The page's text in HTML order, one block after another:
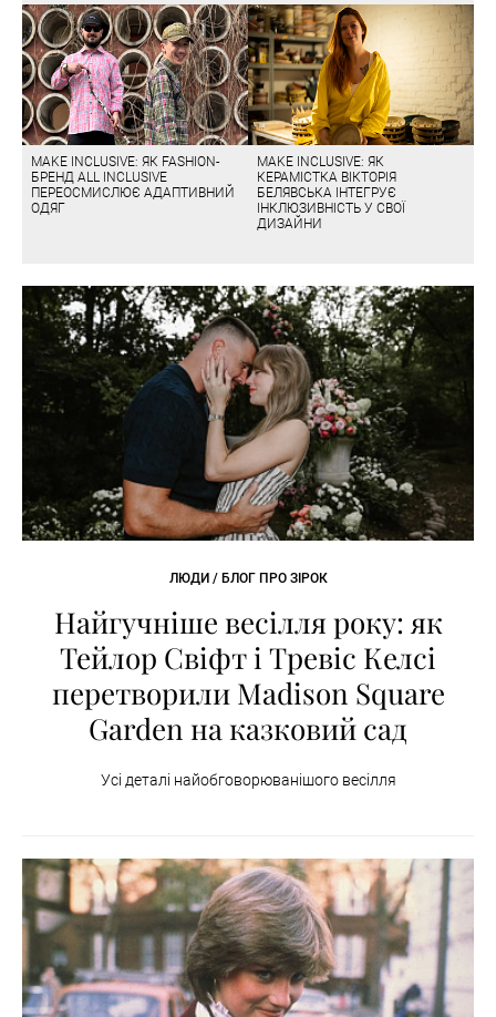
MAKE INCLUSIVE: ЯК FASHION-
БРЕНД ALL INCLUSIVE
ПЕРЕОСМИСЛЮЄ АДАПТИВНИЙ
ОДЯГ
MAKE INCLUSIVE: ЯК
КЕРАМІСТКА ВІКТОРІЯ
БЕЛЯВСЬКА ІНТЕГРУЄ
ІНКЛЮЗИВНІСТЬ У СВОЇ
ДИЗАЙНИ
ЛЮДИ / БЛОГ ПРО ЗІРОК
Найгучніше весілля року: як
Тейлор Свіфт і Тревіс Келсі
перетворили Madison Square
Garden на казковий сад
Усі деталі найобговорюванішого весілля